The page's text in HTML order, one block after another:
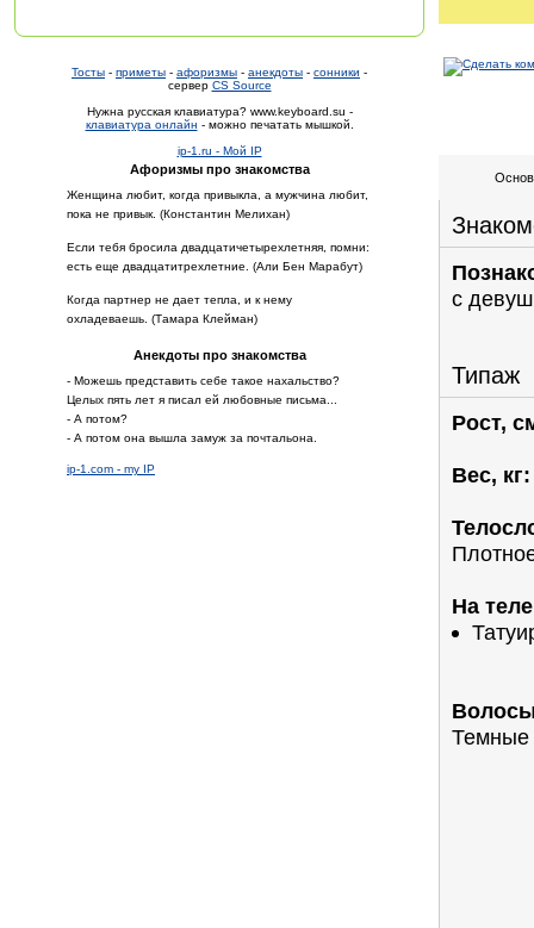
Тосты - приметы - афоризмы - анекдоты - сонники -
сервер CS Source
Нужна русская клавиатура? www.keyboard.su -
клавиатура онлайн - можно печатать мышкой.
ip-1.ru - Мой IP
Афоризмы про знакомства
Женщина любит, когда привыкла, а мужчина любит,
пока не привык. (Константин Мелихан)
Если тебя бросила двадцатичетырехлетняя, помни:
есть еще двадцатитрехлетние. (Али Бен Марабут)
Когда партнер не дает тепла, и к нему
охладеваешь. (Тамара Клейман)
Анекдоты про знакомства
- Можешь представить себе такое нахальство?
Целых пять лет я писал ей любовные письма...
- А потом?
- А потом она вышла замуж за почтальона.
ip-1.com - my IP
с
Типаж
Рост,
Вес, кг:
На
Темные